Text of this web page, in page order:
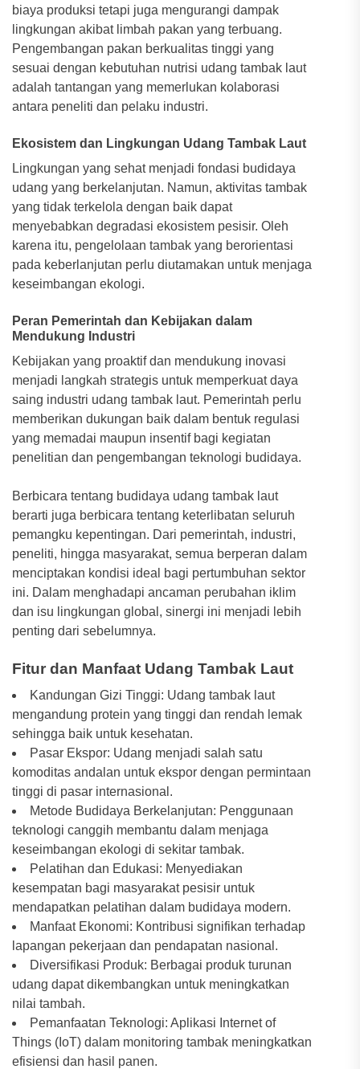
biaya produksi tetapi juga mengurangi dampak
lingkungan akibat limbah pakan yang terbuang.
Pengembangan pakan berkualitas tinggi yang
sesuai dengan kebutuhan nutrisi udang tambak laut
adalah tantangan yang memerlukan kolaborasi
antara peneliti dan pelaku industri.
Ekosistem dan Lingkungan Udang Tambak Laut
Lingkungan yang sehat menjadi fondasi budidaya
udang yang berkelanjutan. Namun, aktivitas tambak
yang tidak terkelola dengan baik dapat
menyebabkan degradasi ekosistem pesisir. Oleh
karena itu, pengelolaan tambak yang berorientasi
pada keberlanjutan perlu diutamakan untuk menjaga
keseimbangan ekologi.
Peran Pemerintah dan Kebijakan dalam
Mendukung Industri
Kebijakan yang proaktif dan mendukung inovasi
menjadi langkah strategis untuk memperkuat daya
saing industri udang tambak laut. Pemerintah perlu
memberikan dukungan baik dalam bentuk regulasi
yang memadai maupun insentif bagi kegiatan
penelitian dan pengembangan teknologi budidaya.
Berbicara tentang budidaya udang tambak laut
berarti juga berbicara tentang keterlibatan seluruh
pemangku kepentingan. Dari pemerintah, industri,
peneliti, hingga masyarakat, semua berperan dalam
menciptakan kondisi ideal bagi pertumbuhan sektor
ini. Dalam menghadapi ancaman perubahan iklim
dan isu lingkungan global, sinergi ini menjadi lebih
penting dari sebelumnya.
Fitur dan Manfaat Udang Tambak Laut
Kandungan Gizi Tinggi: Udang tambak laut
mengandung protein yang tinggi dan rendah lemak
sehingga baik untuk kesehatan.
Pasar Ekspor: Udang menjadi salah satu
komoditas andalan untuk ekspor dengan permintaan
tinggi di pasar internasional.
Metode Budidaya Berkelanjutan: Penggunaan
teknologi canggih membantu dalam menjaga
keseimbangan ekologi di sekitar tambak.
Pelatihan dan Edukasi: Menyediakan
kesempatan bagi masyarakat pesisir untuk
mendapatkan pelatihan dalam budidaya modern.
Manfaat Ekonomi: Kontribusi signifikan terhadap
lapangan pekerjaan dan pendapatan nasional.
Diversifikasi Produk: Berbagai produk turunan
udang dapat dikembangkan untuk meningkatkan
nilai tambah.
Pemanfaatan Teknologi: Aplikasi Internet of
Things (IoT) dalam monitoring tambak meningkatkan
efisiensi dan hasil panen.